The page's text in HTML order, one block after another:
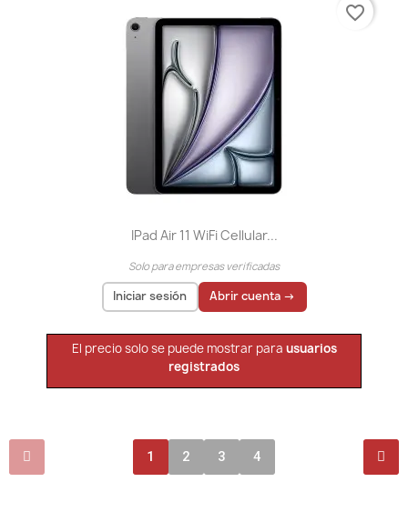
IPad Air 11 WiFi Cellular...
Solo para empresas verificadas
Iniciar sesión Abrir cuenta →
El precio solo se puede mostrar para usuarios
registrados
favorite_border
1 2 3 4